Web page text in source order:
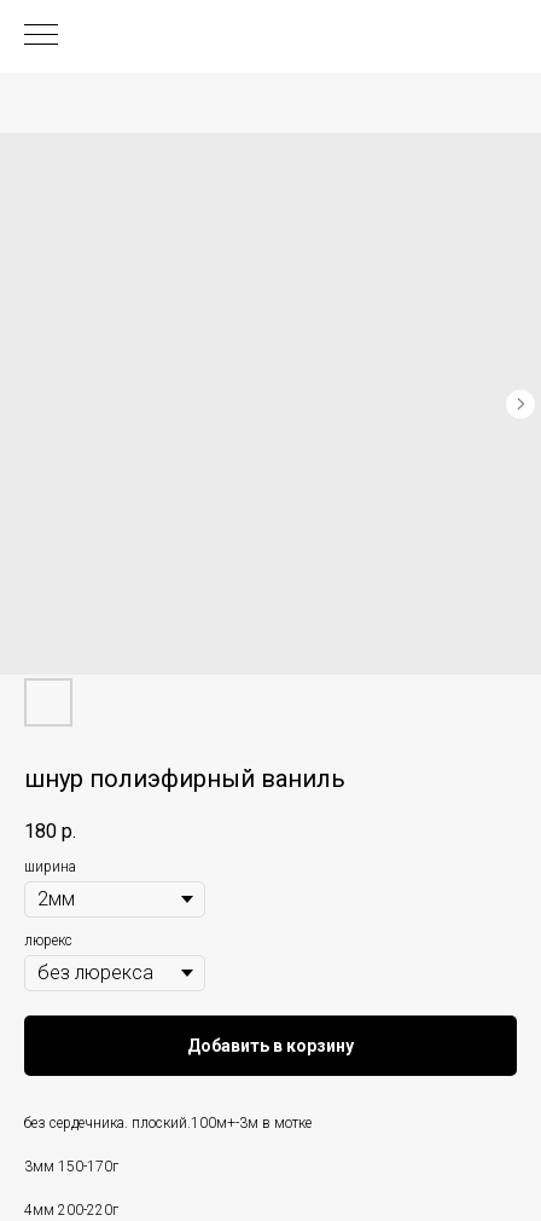
шнур полиэфирный ваниль
180 р.
ширина
люрекс
Добавить в корзину
без сердечника. плоский.100м+-3м в мотке
3мм 150-170г
4мм 200-220г